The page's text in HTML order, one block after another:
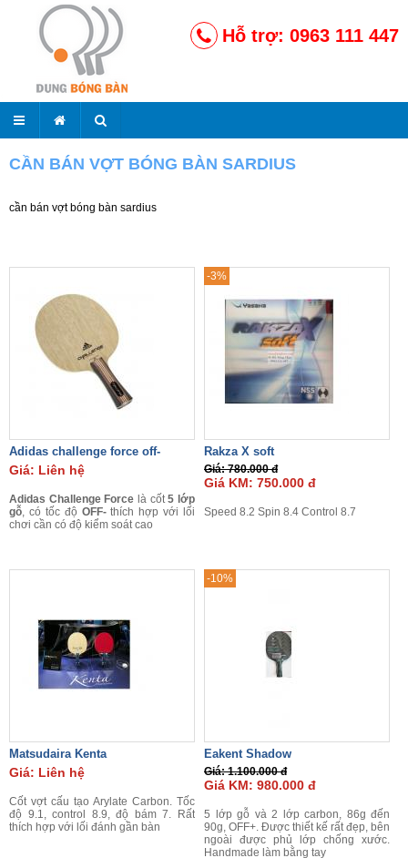
Hỗ trợ: 0963 111 447
CẦN BÁN VỢT BÓNG BÀN SARDIUS
cần bán vợt bóng bàn sardius
Adidas challenge force off-
Giá: Liên hệ
Adidas Challenge Force là cốt5 lớp
gỗ, có tốc độ OFF-thích hợp với lối
chơi cần có độ kiểm soát cao
-3%
Rakza X soft
Giá: 780.000 đ
Giá KM: 750.000 đ
Speed 8.2 Spin 8.4 Control 8.7
Matsudaira Kenta
Giá: Liên hệ
Cốt vợt cấu tạo Arylate Carbon. Tốc
độ 9.1, control 8.9, độ bám 7. Rất
thích hợp với lối đánh gần bàn
-10%
Eakent Shadow
Giá: 1.100.000 đ
Giá KM: 980.000 đ
5 lớp gỗ và 2 lớp carbon, 86g đến
90g, OFF+. Được thiết kế rất đẹp, bên
ngoài được phủ lớp chống xước.
Handmade làm bằng tay